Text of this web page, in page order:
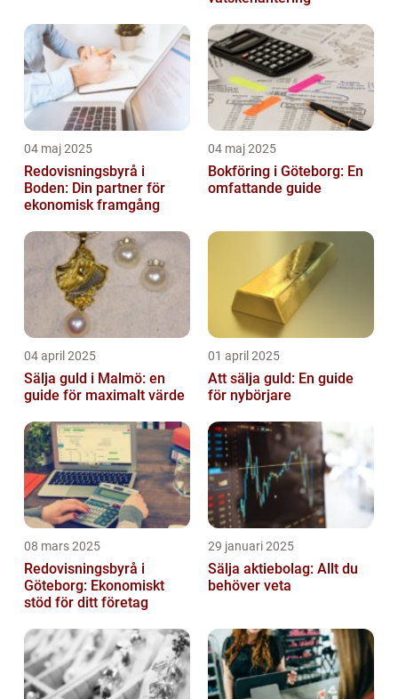
04 maj 2025
Redovisningsbyrå i
Boden: Din partner för
ekonomisk framgång
04 maj 2025
Bokföring i Göteborg: En
omfattande guide
04 april 2025
Sälja guld i Malmö: en
guide för maximalt värde
01 april 2025
Att sälja guld: En guide
för nybörjare
08 mars 2025
Redovisningsbyrå i
Göteborg: Ekonomiskt
stöd för ditt företag
29 januari 2025
Sälja aktiebolag: Allt du
behöver veta